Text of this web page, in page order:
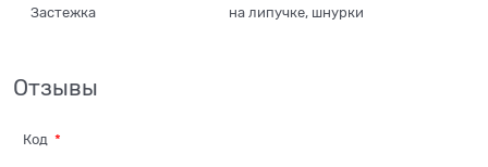
Застежка на липучке, шнурки
Отзывы
Код